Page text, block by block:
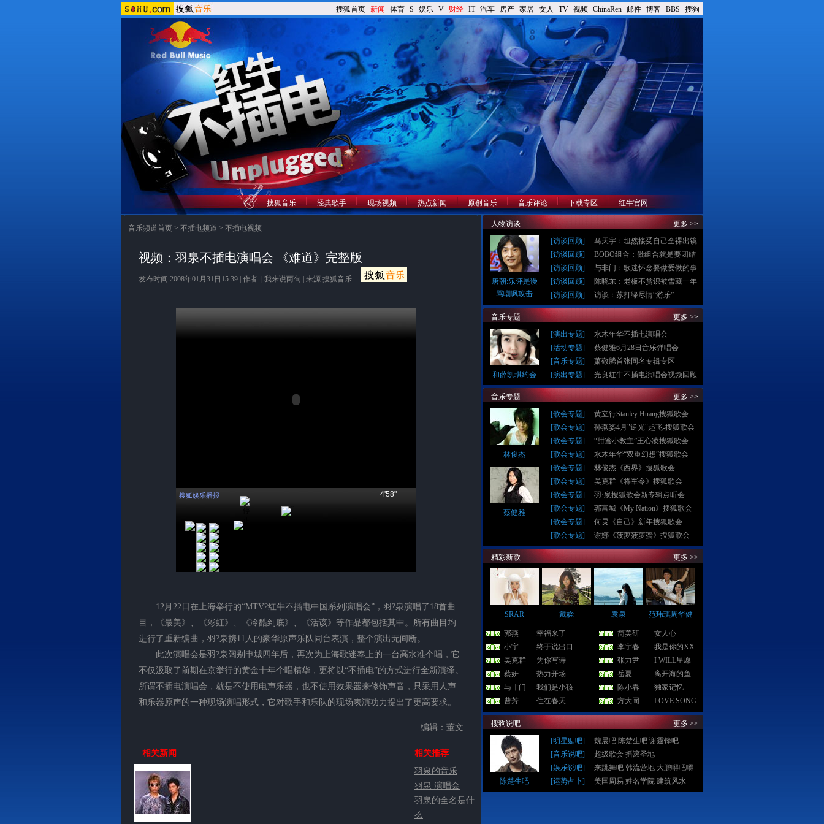
搜狐首页-新闻 -体育-S -娱乐-V- 财经-IT-汽车- 房产-家居-女人 -TV-视频-ChinaRen-邮件-博客-BBS -搜狗
搜狐音乐 经典歌手 现场视频 热点新闻 原创音乐 音乐评论 下载专区 红牛官网
音乐频道首页 > 不插电频道 > 不插电视频
视频：羽泉不插电演唱会 《难道》完整版
发布时间:2008年01月31日15:39 | 作者: | 我来说两句 | 来源:搜狐音乐
搜狐娱乐播报 4'58"
12月22日在上海举行的“MTV?红牛不插电中国系列演唱会”，羽?泉演唱了18首曲
目，《最美》、《彩虹》、《冷酷到底》、《活该》等作品都包括其中。所有曲目均
进行了重新编曲，羽?泉携11人的豪华原声乐队同台表演，整个演出无间断。
此次演唱会是羽?泉阔别申城四年后，再次为上海歌迷奉上的一台高水准个唱，它
不仅汲取了前期在京举行的黄金十年个唱精华，更将以“不插电”的方式进行全新演绎。
所谓不插电演唱会，就是不使用电声乐器，也不使用效果器来修饰声音，只采用人声
和乐器原声的一种现场演唱形式，它对歌手和乐队的现场表演功力提出了更高要求。
编辑：董文
相关新闻
相关推荐
羽泉的音乐
羽泉 演唱会
羽泉的全名是什
么
人物访谈 更多 >>
唐朝:乐评是谩
骂嘲讽攻击
[访谈回顾]
马天宇：坦然接受自己全裸出镜
[访谈回顾]
BOBO组合：做组合就是要团结
[访谈回顾]
与非门：歌迷怀念要做爱做的事
[访谈回顾]
陈晓东：老板不赏识被雪藏一年
[访谈回顾] 访谈：苏打绿尽情“游乐”
音乐专题 更多 >>
和薛凯琪约会
[演出专题]
水木年华不插电演唱会
[活动专题]
蔡健雅6月28日音乐弹唱会
[音乐专题]
萧敬腾首张同名专辑专区
[演出专题] 光良红牛不插电演唱会视频回顾
音乐专题 更多 >>
林俊杰
蔡健雅
[歌会专题]
黄立行Stanley Huang搜狐歌会
[歌会专题]
孙燕姿4月"逆光"起飞-搜狐歌会
[歌会专题]
“甜蜜小教主”王心凌搜狐歌会
[歌会专题]
水木年华“双重幻想”搜狐歌会
[歌会专题]
林俊杰《西界》搜狐歌会
[歌会专题]
吴克群《将军令》搜狐歌会
[歌会专题]
羽·泉搜狐歌会新专辑点听会
[歌会专题]
郭富城《My Nation》搜狐歌会
[歌会专题]
何炅《自己》新年搜狐歌会
[歌会专题] 谢娜《菠萝菠萝蜜》搜狐歌会
精彩新歌 更多 >>
SRAR 戴娆 袁泉 范玮琪周华健
郭燕
幸福来了
小宇
终于说出口
吴克群
为你写诗
蔡妍
热力开场
与非门
我们是小孩
曹芳
住在春天
简美研
女人心
李宇春
我是你的XX
张力尹
I WILL星愿
岳夏
离开海的鱼
陈小春
独家记忆
方大同
LOVE SONG
搜狗说吧 更多 >>
陈楚生吧
[明星贴吧] 魏晨吧 陈楚生吧 谢霆锋吧
[音乐说吧] 超级歌会 摇滚圣地
[娱乐说吧] 来跳舞吧 韩流营地 大鹏嘚吧嘚
[运势占卜] 美国周易 姓名学院 建筑风水